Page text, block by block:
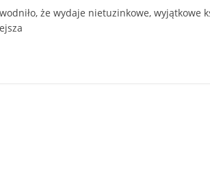
że wydaje nietuzinkowe, wyjątkowe